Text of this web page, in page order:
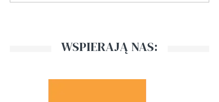
WSPIERAJĄ NAS: